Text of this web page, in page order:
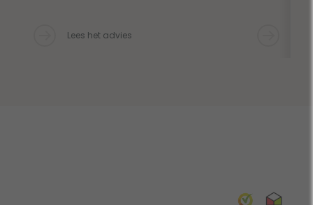
Lees het advies